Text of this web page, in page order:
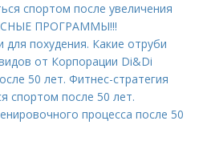
спортом после увеличения
ПРОГРАММЫ!!!
для похудения. Какие отруби
от Корпорации Di&Di
50 лет. Фитнес-стратегия
спортом после 50 лет.
процесса после 50